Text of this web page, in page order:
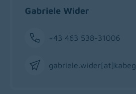
Gabriele Wider
+43 463 538-31006
gabriele.wider[at]kabeg